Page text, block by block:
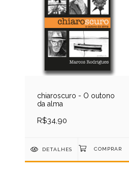
chiaroscuro - O outono
da alma
R$34,90
DETALHES